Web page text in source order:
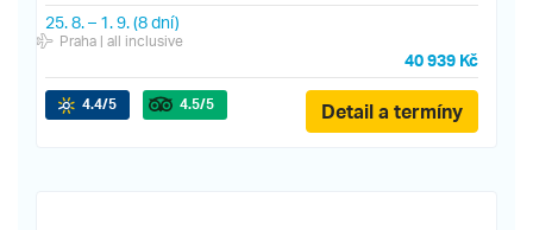
25. 8.– 1. 9.(8 dní)
Praha| all inclusive
40 939 Kč
4.4/5 4.5/5 Detail a termíny